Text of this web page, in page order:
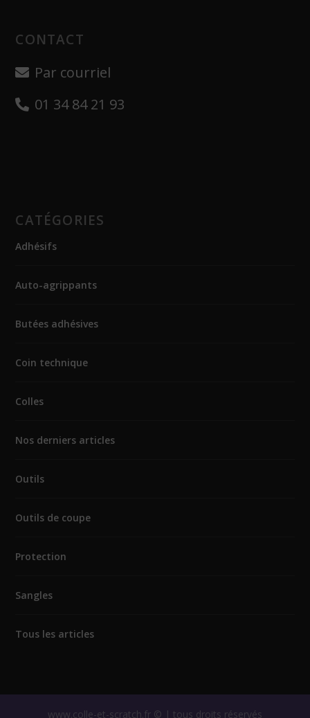
CONTACT
Par courriel
01 34 84 21 93
CATÉGORIES
Adhésifs
Auto-agrippants
Butées adhésives
Coin technique
Colles
Nos derniers articles
Outils
Outils de coupe
Protection
Sangles
Tous les articles
www.colle-et-scratch.fr © | tous droits réservés